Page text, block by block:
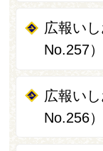
広報い
No.257）
広報い
No.256）